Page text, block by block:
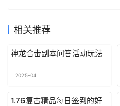
相关推荐
神龙合击副本问答活动玩法
2025-04
1.76复古精品每日签到的好